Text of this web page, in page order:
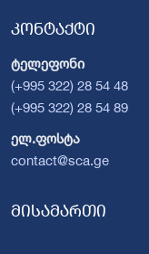
კონტაქტი
ტელეფონი
(+995 322) 28 54 48
(+995 322) 28 54 89
ელ.ფოსტა
contact@sca.ge
მისამართი